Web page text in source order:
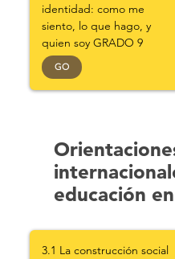
identidad: como me
siento, lo que hago, y
quien soy GRADO 9
GO
educación
3.1 La construcción social